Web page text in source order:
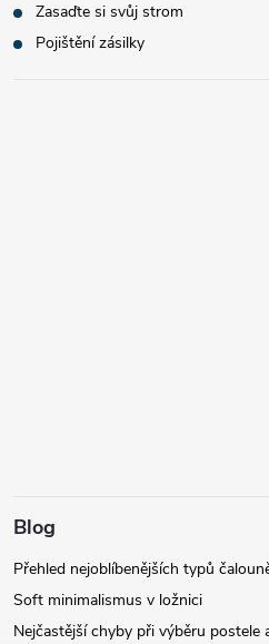
Zasaďte si svůj strom
Pojištění zásilky
Blog
Přehled nejoblíbenějších typů
Soft minimalismus v ložnici
Nejčastější chyby při výběru postele